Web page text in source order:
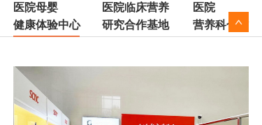
医院临床营养
研究合作基地
医院母婴
健康体验中心
医院
营养科合作